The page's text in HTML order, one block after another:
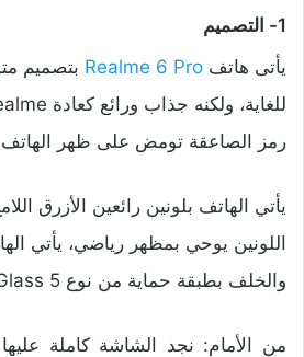
1- التصميم
يأتى هاتف Realme 6 Pro بتصميم
رمز الصاعقة تومض على ظهر
يأتي الهاتف بلونين رائعين الأزرق
اللونين يوحي بمظهر رياضي، يأتي
والخلف بطبقة حماية من نوع Corning Gorilla Glass 5.
من الأمام: نجد الشاشة كاملة